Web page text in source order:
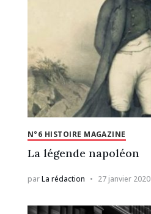
N°6 HISTOIRE MAGAZINE
La légende napoléon
parLa rédaction 27 janvier 2020